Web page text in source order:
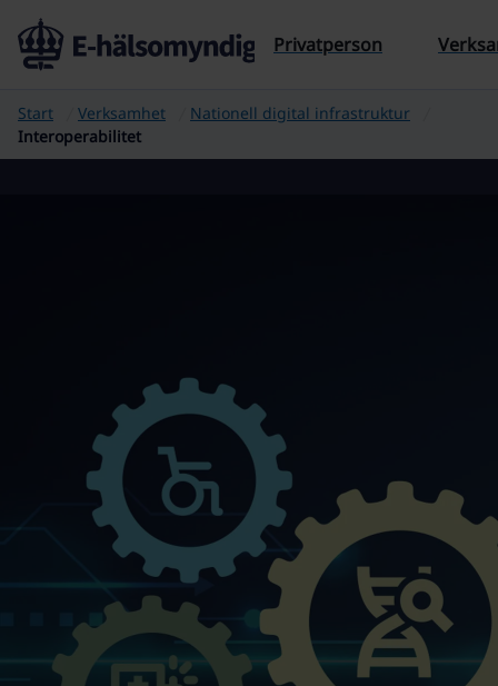
Privatperson
Start Verksamhet
Nationell digital infrastruktur
Interoperabilitet